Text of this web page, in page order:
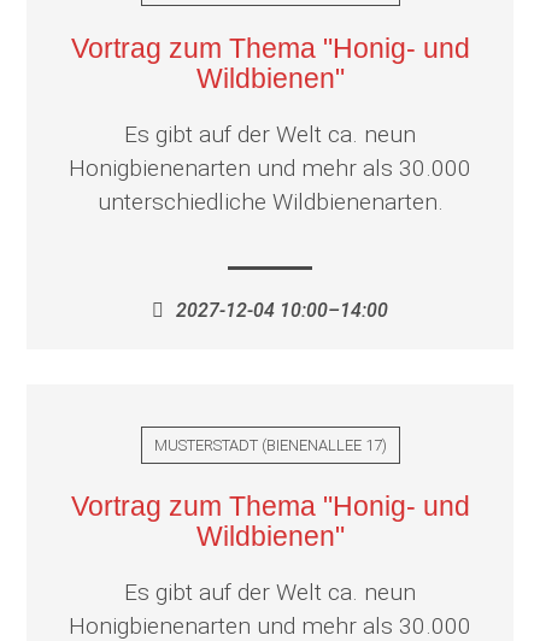
Vortrag zum Thema "Honig- und
Wildbienen"
Es gibt auf der Welt ca. neun
Honigbienenarten und mehr als 30.000
unterschiedliche Wildbienenarten.
2027-12-04 10:00–14:00
MUSTERSTADT(BIENENALLEE 17)
Vortrag zum Thema "Honig- und
Wildbienen"
Es gibt auf der Welt ca. neun
Honigbienenarten und mehr als 30.000